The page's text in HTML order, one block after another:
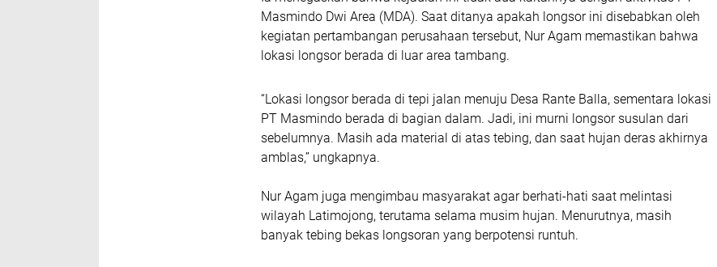
Masmindo Dwi Area (MDA). Saat ditanya apakah longsor ini disebabkan oleh
kegiatan pertambangan perusahaan tersebut, Nur Agam memastikan bahwa
lokasi longsor berada di luar area tambang.
“Lokasi longsor berada di tepi jalan menuju Desa Rante Balla, sementara lokasi
PT Masmindo berada di bagian dalam. Jadi, ini murni longsor susulan dari
sebelumnya. Masih ada material di atas tebing, dan saat hujan deras akhirnya
amblas,” ungkapnya.
Nur Agam juga mengimbau masyarakat agar berhati-hati saat melintasi
wilayah Latimojong, terutama selama musim hujan. Menurutnya, masih
banyak tebing bekas longsoran yang berpotensi runtuh.